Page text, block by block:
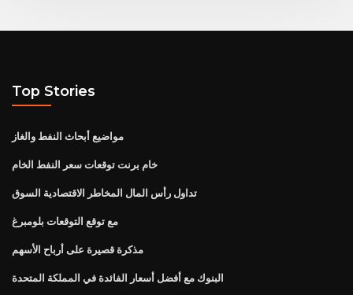
Top Stories
مواضيع أبحاث النفط والغاز
خام برنت توقعات سعر النفط الخام
تداول رأس المال المخاطر الاقتصادية السوق
مع توقع التوقعات بلومبرغ
مذكرة قصيرة على أرباح الأسهم
البنوك مع أفضل أسعار الفائدة في المملكة المتحدة